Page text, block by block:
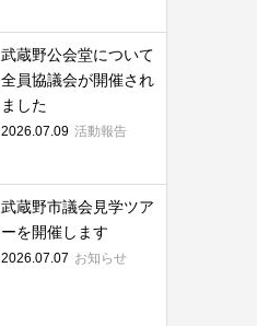
武蔵野公会堂について
全員協議会が開催され
ました
2026.07.09 活動報告
武蔵野市議会見学ツア
ーを開催します
2026.07.07 お知らせ